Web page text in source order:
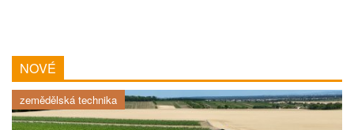
NOVÉ
zemědělská technika